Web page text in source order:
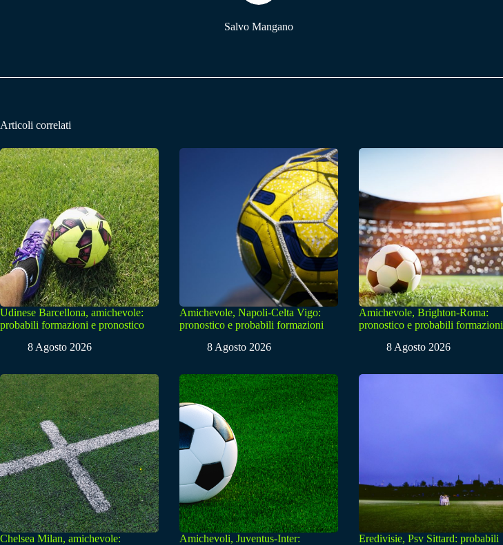
Salvo Mangano
Articoli correlati
Udinese Barcellona, amichevole:
probabili formazioni e pronostico
8 Agosto 2026
Amichevole, Napoli-Celta Vigo:
pronostico e probabili formazioni
8 Agosto 2026
Amichevole, Brighton-Roma:
pronostico e probabili formazioni
8 Agosto 2026
Chelsea Milan, amichevole: Amichevoli, Juventus-Inter: Eredivisie, Psv Sittard: probabili